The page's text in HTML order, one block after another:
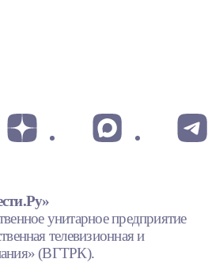
унитарное предприятие
телевизионная и
(ВГТРК).